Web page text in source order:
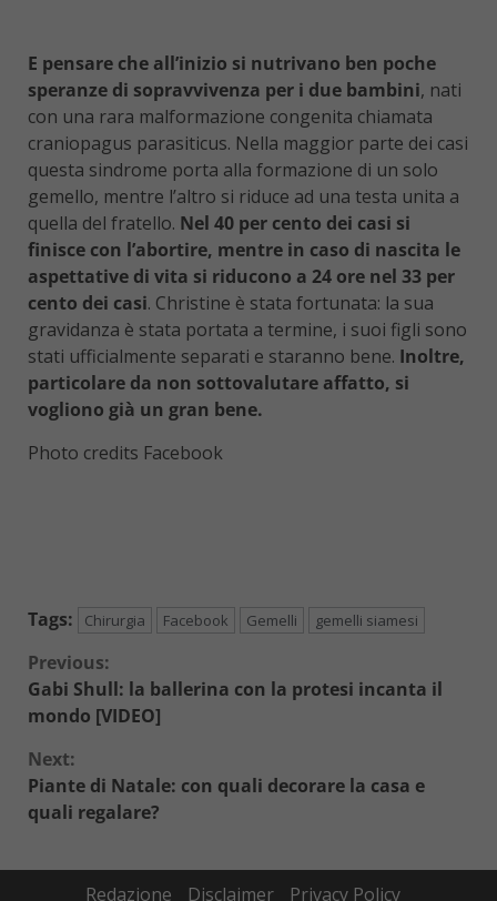
E pensare che all’inizio si nutrivano ben poche
speranze di sopravvivenza per i due bambini, nati
con una rara malformazione congenita chiamata
craniopagus parasiticus. Nella maggior parte dei casi
questa sindrome porta alla formazione di un solo
gemello, mentre l’altro si riduce ad una testa unita a
quella del fratello. Nel 40 per cento dei casi si
finisce con l’abortire, mentre in caso di nascita le
aspettative di vita si riducono a 24 ore nel 33 per
cento dei casi. Christine è stata fortunata: la sua
gravidanza è stata portata a termine, i suoi figli sono
stati ufficialmente separati e staranno bene. Inoltre,
particolare da non sottovalutare affatto, si
vogliono già un gran bene.
Photo credits Facebook
Tags: Chirurgia Facebook Gemelli gemelli siamesi
Continue
Reading
Previous:
Gabi Shull: la ballerina con la protesi incanta il
mondo [VIDEO]
Next:
Piante di Natale: con quali decorare la casa e
quali regalare?
Redazione Disclaimer Privacy Policy